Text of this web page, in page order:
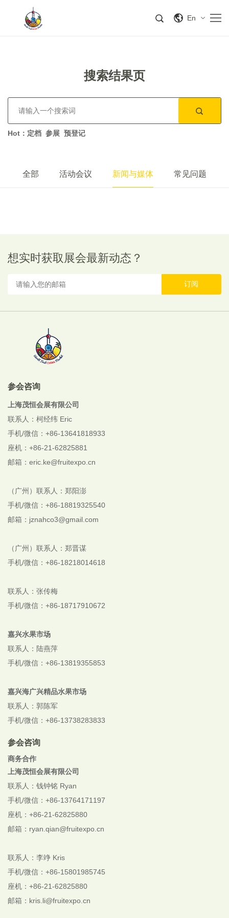
En
搜索结果页
Hot： 定档 参展 预登记
全部 活动会议 新闻与媒体 常见问题
想实时获取展会最新动态？
订阅
参会咨询
上海茂恒会展有限公司
联系人：柯经纬 Eric
手机/微信：+86-13641818933
座机：+86-21-62825881
邮箱：eric.ke@fruitexpo.cn
（广州）联系人：郑阳澎
手机/微信：+86-18819325540
邮箱：jznahco3@gmail.com
（广州）联系人：郑晋谋
手机/微信：+86-18218014618
联系人：张传梅
手机/微信：+86-18717910672
嘉兴水果市场
联系人：陆燕萍
手机/微信：+86-13819355853
嘉兴海广兴精品水果市场
联系人：郭陈军
手机/微信：+86-13738283833
参会咨询
商务合作
上海茂恒会展有限公司
联系人：钱钟铭 Ryan
手机/微信：+86-13764171197
座机：+86-21-62825880
邮箱：ryan.qian@fruitexpo.cn
联系人：李竫 Kris
手机/微信：+86-15801985745
座机：+86-21-62825880
邮箱：kris.li@fruitexpo.cn